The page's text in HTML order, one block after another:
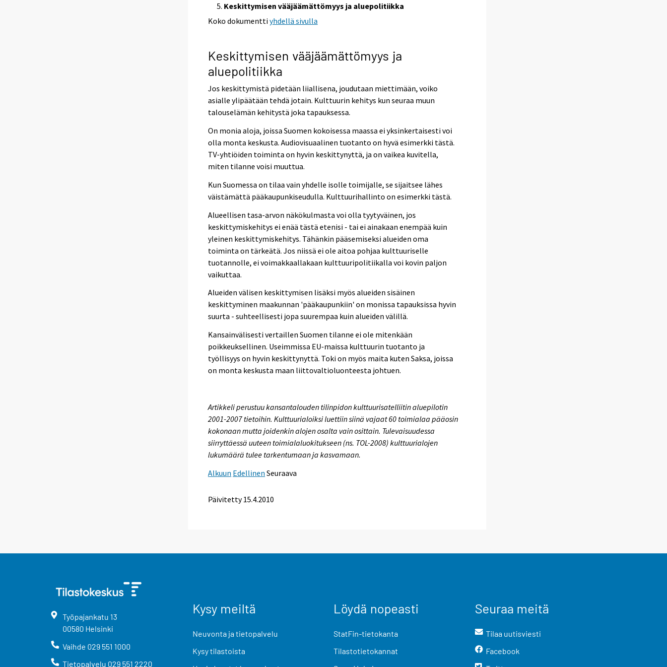
Keskittymisen vääjäämättömyys ja aluepolitiikka
Koko dokumenttiyhdellä sivulla
Keskittymisen vääjäämättömyys ja
aluepolitiikka
Jos keskittymistä pidetään liiallisena, joudutaan miettimään, voiko
asialle ylipäätään tehdä jotain. Kulttuurin kehitys kun seuraa muun
talouselämän kehitystä joka tapauksessa.
On monia aloja, joissa Suomen kokoisessa maassa ei yksinkertaisesti voi
olla monta keskusta. Audiovisuaalinen tuotanto on hyvä esimerkki tästä.
TV-yhtiöiden toiminta on hyvin keskittynyttä, ja on vaikea kuvitella,
miten tilanne voisi muuttua.
Kun Suomessa on tilaa vain yhdelle isolle toimijalle, se sijaitsee lähes
väistämättä pääkaupunkiseudulla. Kulttuurihallinto on esimerkki tästä.
Alueellisen tasa-arvon näkökulmasta voi olla tyytyväinen, jos
keskittymiskehitys ei enää tästä etenisi - tai ei ainakaan enempää kuin
yleinen keskittymiskehitys. Tähänkin pääsemiseksi alueiden oma
toiminta on tärkeätä. Jos niissä ei ole aitoa pohjaa kulttuuriselle
tuotannolle, ei voimakkaallakaan kulttuuripolitiikalla voi kovin paljon
vaikuttaa.
Alueiden välisen keskittymisen lisäksi myös alueiden sisäinen
keskittyminen maakunnan 'pääkaupunkiin' on monissa tapauksissa hyvin
suurta - suhteellisesti jopa suurempaa kuin alueiden välillä.
Kansainvälisesti vertaillen Suomen tilanne ei ole mitenkään
poikkeuksellinen. Useimmissa EU-maissa kulttuurin tuotanto ja
työllisyys on hyvin keskittynyttä. Toki on myös maita kuten Saksa, joissa
on monta keskusta maan liittovaltioluonteesta johtuen.
Artikkeli perustuu kansantalouden tilinpidon kulttuurisatelliitin aluepilotin
2001-2007 tietoihin. Kulttuurialoiksi luettiin siinä vajaat 60 toimialaa pääosin
kokonaan mutta joidenkin alojen osalta vain osittain. Tulevaisuudessa
siirryttäessä uuteen toimialaluokitukseen (ns. TOL-2008) kulttuurialojen
lukumäärä tulee tarkentumaan ja kasvamaan.
Alkuun Edellinen Seuraava
Päivitetty15.4.2010
Työpajankatu 13
00580 Helsinki
Vaihde 029 551 1000
Tietopalvelu 029 551 2220
Kysy meiltä
Neuvonta ja tietopalvelu
Kysy tilastoista
Löydä nopeasti
StatFin-tietokanta
Tilastotietokannat
Seuraa meitä
Tilaa uutisviesti
Facebook